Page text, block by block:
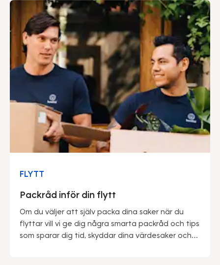
FLYTT
Packråd inför din flytt
Om du väljer att själv packa dina saker när du
flyttar vill vi ge dig några smarta packråd och tips
som sparar dig tid, skyddar dina värdesaker och